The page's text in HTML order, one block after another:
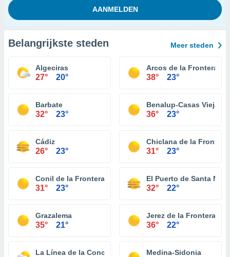
Belangrijkste steden Meer steden
Algeciras
27° 20°
Arcos de la Frontera
38° 23°
Barbate
32° 23°
Benalup-Casas Viejas
36° 23°
Cádiz
26° 23°
Chiclana de la Frontera
31° 23°
Conil de la Frontera
31° 23°
El Puerto de Santa
32° 22°
Grazalema
35° 21°
Jerez de la Frontera
36° 22°
La Línea de la Concepción Medina-Sidonia